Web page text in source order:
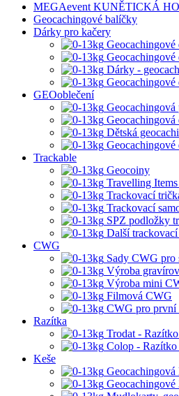
MEGAevent KUNĚTICKÁ
Geocachingové balíčky
Dárky pro kačery
Geocachingové
Dárky -
GEOoblečení
Geocachingová
Geocachingová
Dětská
Trackable
Geocoiny
Travelling
Trackovací
Trackovací
SPZ podložky
Další
CWG
Sady CWG pro
Výroba
Výroba mini
Filmová CWG
CWG pro první
Razítka
Trodat -
Colop - Razítko
Keše
Geocachingová